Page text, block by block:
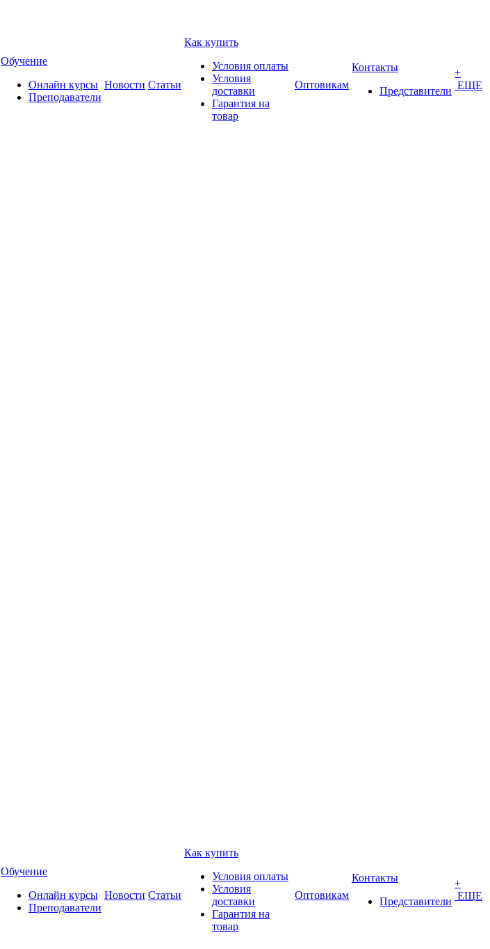
Обучение
Онлайн курсы
Преподаватели
Новости Статьи
Как купить
Условия оплаты
Условия
доставки
Гарантия на
товар
Оптовикам
Контакты
Представители
+
ЕЩЕ
Обучение
Онлайн курсы
Преподаватели
Новости Статьи
Как купить
Условия оплаты
Условия
доставки
Гарантия на
товар
Оптовикам
Контакты
Представители
+
ЕЩЕ